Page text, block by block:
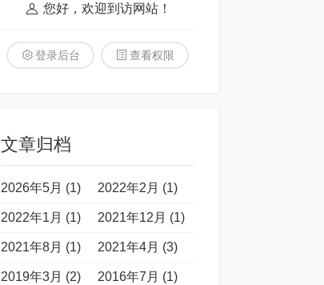
您好，欢迎到访网站！
登录后台 查看权限
文章归档
2026年5月 (1) 2022年2月 (1)
2022年1月 (1) 2021年12月 (1)
2021年8月 (1) 2021年4月 (3)
2019年3月 (2) 2016年7月 (1)